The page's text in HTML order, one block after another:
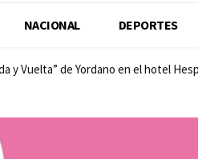
NACIONAL DEPORTES
y Vuelta” de Yordano en el hotel